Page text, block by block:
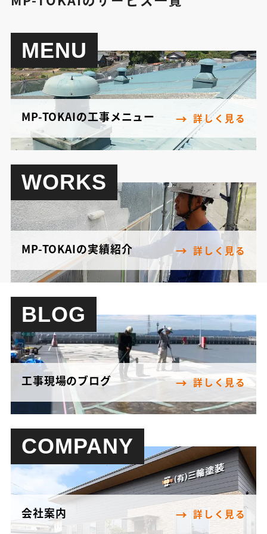
MENU
MP-TOKAIの工事メニュー 詳しく見る
WORKS
MP-TOKAIの実績紹介 詳しく見る
BLOG
工事現場のブログ 詳しく見る
COMPANY
会社案内 詳しく見る